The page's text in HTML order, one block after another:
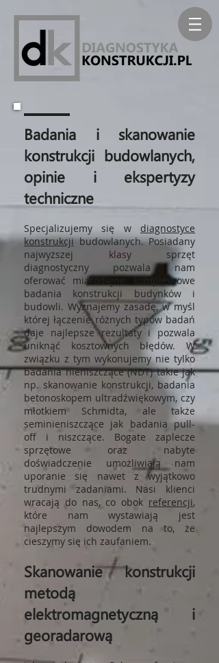
Badania i skanowanie
konstrukcji budowlanych,
opinie i ekspertyzy
techniczne
Specjalizujemy się w diagnostyce
konstrukcjibudowlanych. Posiadany
najwyższej klasy sprzęt
diagnostyczny pozwala nam
oferować miarodajne, kompleksowe
badania konstrukcji budynków i
budowli. Wyznajemy zasadę, w myśl
której łączenie różnych typów badań
daje najlepsze rezultaty i pozwala
uniknąć kosztownych błędów. W
związku z tym wykonujemy nie tylko
badania nieniszczące (NDT) takie jak
np. skanowanie konstrukcji, badania
betonoskopem ultradźwiękowym, czy
młotkiem Schmidta, ale także
seminieniszczące jak badania pull-
off i niszczące. Bogate zaplecze
sprzętowe oraz nabyte
doświadczenie umożliwiają nam
uporanie się nawet z wyjątkowo
trudnymi zadaniami. Nasi klienci
wracają do nas, co obok referencji,
które nam wystawiają jest
najlepszym dowodem na to, że
cieszymy się ich zaufaniem.
Skanowanie konstrukcji
metodą
elektromagnetyczną i
georadarową